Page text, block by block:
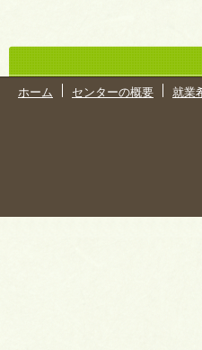
ホーム センターの概要 就業